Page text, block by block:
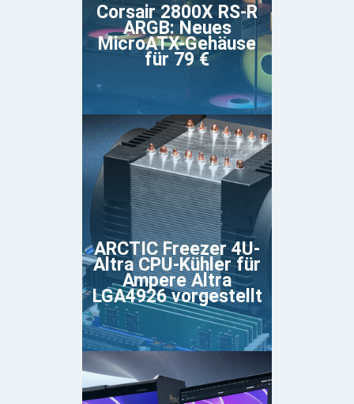
Corsair 2800X RS-R
ARGB: Neues
MicroATX-Gehäuse
für 79 €
ARCTIC Freezer 4U-
Altra CPU-Kühler für
Ampere Altra
LGA4926 vorgestellt